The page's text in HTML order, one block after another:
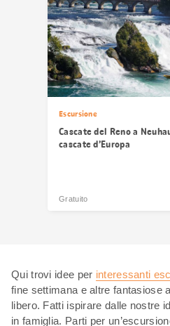
Escursione
Cascate del Reno a
cascate d’Europa
Gratuito
Qui trovi idee per interessanti
fine settimana e altre fantasiose
libero. Fatti ispirare dalle nostre
in famiglia. Parti per